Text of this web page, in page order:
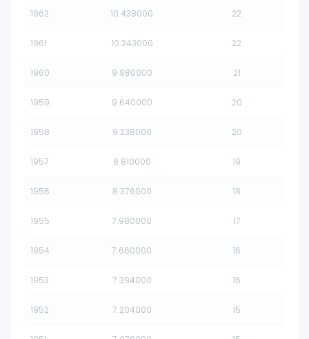
1962 10.438000 22
1961 10.243000 22
1960 9.980000 21
1959 9.640000 20
1958 9.238000 20
1957 8.810000 19
1956 8.376000 18
1955 7.980000 17
1954 7.660000 16
1953 7.394000 16
1952 7.204000 15